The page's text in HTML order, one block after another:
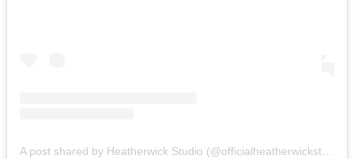
A post shared by Heatherwick Studio (@officialheatherwickstudio)